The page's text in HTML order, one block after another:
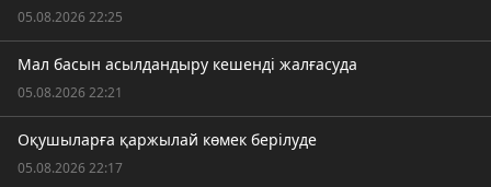
05.08.2026 22:25
Мал басын асылдандыру кешенді жалғасуда
05.08.2026 22:21
Оқушыларға қаржылай көмек берілуде
05.08.2026 22:17